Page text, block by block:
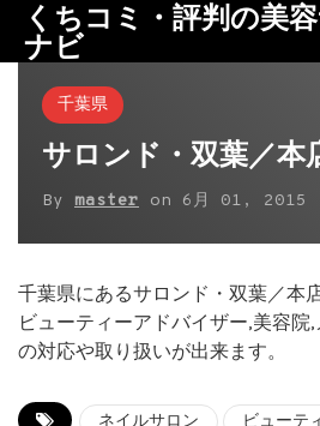
くちコミ・評判の美
ナビ
千葉県
サロンド・双葉／本
By master on 6月 01, 2015
千葉県にあるサロンド・双葉／本
ビューティーアドバイザー,美容院
の対応や取り扱いが出来ます。
ネイルサロン ビューテ